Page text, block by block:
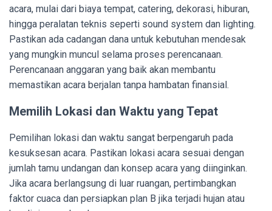
acara, mulai dari biaya tempat, catering, dekorasi, hiburan,
hingga peralatan teknis seperti sound system dan lighting.
Pastikan ada cadangan dana untuk kebutuhan mendesak
yang mungkin muncul selama proses perencanaan.
Perencanaan anggaran yang baik akan membantu
memastikan acara berjalan tanpa hambatan finansial.
Memilih Lokasi dan Waktu yang Tepat
Pemilihan lokasi dan waktu sangat berpengaruh pada
kesuksesan acara. Pastikan lokasi acara sesuai dengan
jumlah tamu undangan dan konsep acara yang diinginkan.
Jika acara berlangsung di luar ruangan, pertimbangkan
faktor cuaca dan persiapkan plan B jika terjadi hujan atau